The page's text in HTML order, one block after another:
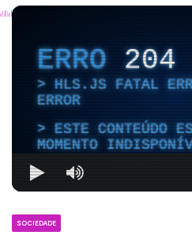
ERRO204
HLS.JS FATAL
ERROR
ESTE CONTEÚDO
MOMENTO
SOCIEDADE